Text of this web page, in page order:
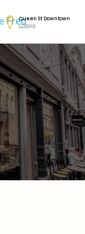
Queen St Downtown
Changer